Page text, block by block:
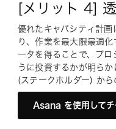
[メリット 4]
優れたキャパシティ計
り、作業を最大限最適
ータを得ることで、プロ
うに投資するかが明ら
(ステークホルダー) から
Asana を使用してチ